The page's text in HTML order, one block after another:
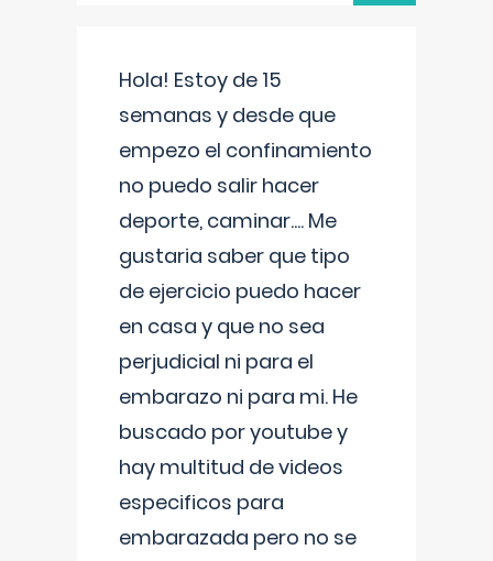
Hola! Estoy de 15
semanas y desde que
empezo el confinamiento
no puedo salir hacer
deporte, caminar.... Me
gustaria saber que tipo
de ejercicio puedo hacer
en casa y que no sea
perjudicial ni para el
embarazo ni para mi. He
buscado por youtube y
hay multitud de videos
especificos para
embarazada pero no se